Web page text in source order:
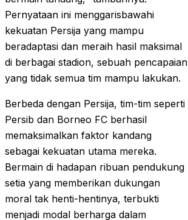
Pernyataan ini menggarisbawahi
kekuatan Persija yang mampu
beradaptasi dan meraih hasil maksimal
di berbagai stadion, sebuah pencapaian
yang tidak semua tim mampu lakukan.
Berbeda dengan Persija, tim-tim seperti
Persib dan Borneo FC berhasil
memaksimalkan faktor kandang
sebagai kekuatan utama mereka.
Bermain di hadapan ribuan pendukung
setia yang memberikan dukungan
moral tak henti-hentinya, terbukti
menjadi modal berharga dalam